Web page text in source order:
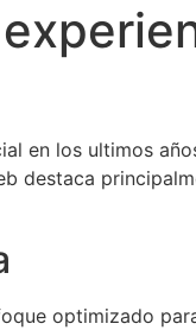
en los ultimos
destaca
optimizado